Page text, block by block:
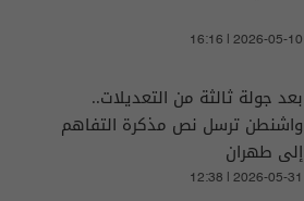
16:16 | 2026-05-10
بعد جولة ثالثة من التعديلات..
واشنطن ترسل نص مذكرة التفاهم
إلى طهران
12:38 | 2026-05-31